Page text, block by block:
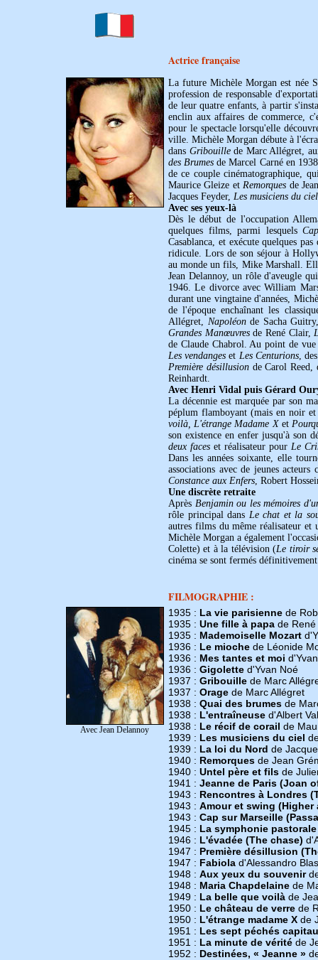
Actrice française
La future Michèle Morgan est née
profession de responsable
de leur quatre enfants, à partir
enclin aux affaires de commerce,
pour le spectacle lorsqu'elle
ville. Michèle Morgan débute à
dans Gribouillede Marc Allégret,
des Brumes de Marcel Carné en
de ce couple cinématographique,
Maurice Gleize etRemorques de
Jacques Feyder, Les musiciens du ciel
Avec ses yeux-là
Dès le début de l'occupation
quelques films, parmi lesquels
Casablanca, et exécute quelques
ridicule. Lors de son séjour à
au monde un fils, Mike Marshall.
Jean Delannoy, un rôle d'aveugle
1946. Le divorce avec William
durant une vingtaine d'années,
de l'époque enchaînant les
Allégret, Napoléonde Sacha
Grandes Manœuvresde René Clair,
de Claude Chabrol. Au point de
Les vendanges et Les Centurions,
Première désillusionde Carol Reed,
Reinhardt.
Avec Henri Vidal puis Gérard
La décennie est marquée par son
péplum flamboyant (mais en noir
voilà, L'étrange Madame Xet
son existence en enfer jusqu'à son
deux faceset réalisateur pour Le
Dans les années soixante, elle
associations avec de jeunes
Constance aux Enfers, Robert
Une discrète retraite
Après Benjamin ou les mémoires
rôle principal dans Le chat et la
autres films du même réalisateur
Michèle Morgan a également
Colette) et à la télévision (Le tiroir
cinéma se sont fermés
FILMOGRAPHIE :
Avec Jean Delannoy
1935 : La vie parisienne de
1935 : Une fille à papa de
1935 : Mademoiselle Mozart
1936 : Le mioche de Léonide
1936 : Mes tantes et moi
1936 : Gigolette d'Yvan Noé
1937 : Gribouille de Marc
1937 : Orage de Marc Allégret
1938 : Quai des brumes de
1938 : L'entraîneuse d'Albert
1938 : Le récif de corail de
1939 : Les musiciens du ciel
1939 : La loi du Nord de
1940 : Remorques de Jean
1940 : Untel père et fils de
1941 : Jeanne de Paris (Joan
1943 : Rencontres à Londres
1943 : Amour et swing (Higher
1943 : Cap sur Marseille
1945 : La symphonie pastorale
1946 : L'évadée (The chase)
1947 : Première désillusion
1947 : Fabiola d'Alessandro
1948 : Aux yeux du souvenir
1948 : Maria Chapdelaine de
1949 : La belle que voilà de
1950 : Le château de verre de
1950 : L'étrange madame X de
1951 : Les sept péchés
1951 : La minute de vérité de
1952 : Destinées, « Jeanne »